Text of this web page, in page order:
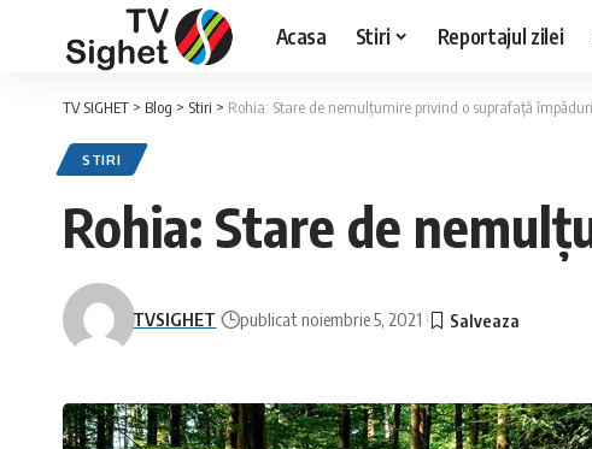
Acasa Stiri Reportajul zilei
TV SIGHET > Blog > Stiri > Rohia: Stare de nemulțumire privind o suprafață
STIRI
Rohia: Stare de
TVSIGHET publicat noiembrie 5, 2021